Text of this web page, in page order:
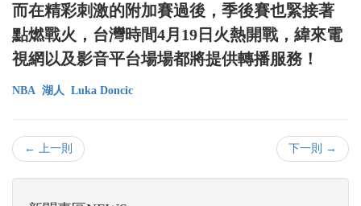
而在精彩刺激的附加賽過後，季後賽也緊接著
點燃戰火，台灣時間4月19日火熱開戰，緯來電
視網以及影音平台場場都將提供轉播服務！
NBA 湖人 Luka Doncic
← 上一則 下一則 →